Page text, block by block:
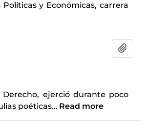
y Económicas, carrera
ejerció durante poco
poéticas… Read more